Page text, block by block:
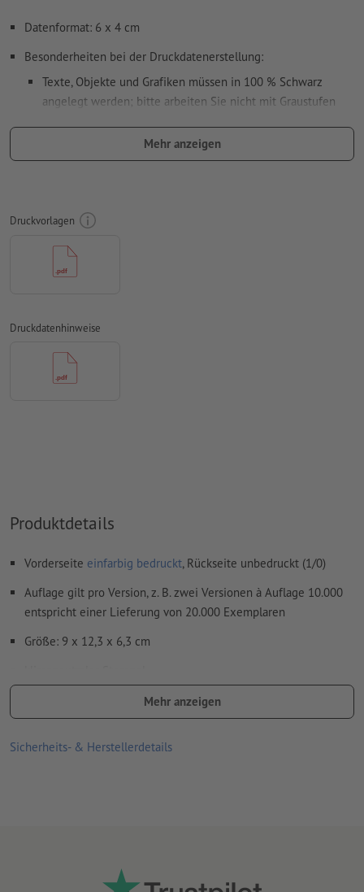
Datenformat: 6 x 4 cm
Besonderheiten bei der Druckdatenerstellung:
Texte, Objekte und Grafiken müssen in 100 % Schwarz
angelegt werden; bitte arbeiten Sie nicht mit Graustufen
verwenden Sie keine Effekte wie Schatten, Verläufe, Raster,
Unser Tipp:
Verdana oder Helvetica für einen optimalen Abdruck
Abstand Motiv zum Endformat: mindestens 1 mm
Auflösung:600 dpi
Wie lege ich Druckdaten richtig an?
Mehr anzeigen
Druckvorlagen
Druckdatenhinweise
Produktdetails
Vorderseite einfarbig bedruckt, Rückseite unbedruckt (1/0)
Auflage gilt pro Version, z. B. zwei Versionen à Auflage 10.000
entspricht einer Lieferung von 20.000 Exemplaren
Größe: 9 x 12,3 x 6,3 cm
Die Stempel sind in verschiedenen Größen erhältlich
Stempelplatte
Mehr anzeigen
Sicherheits- & Herstellerdetails